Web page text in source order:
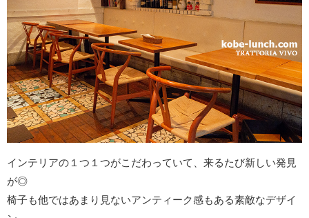
インテリアの１つ１つがこだわっていて、来るたび新しい発見
が◎
椅子も他ではあまり見ないアンティーク感もある素敵なデザイ